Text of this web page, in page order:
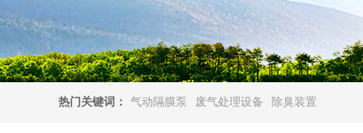
热门关键词： 气动隔膜泵 废气处理设备 除臭装置